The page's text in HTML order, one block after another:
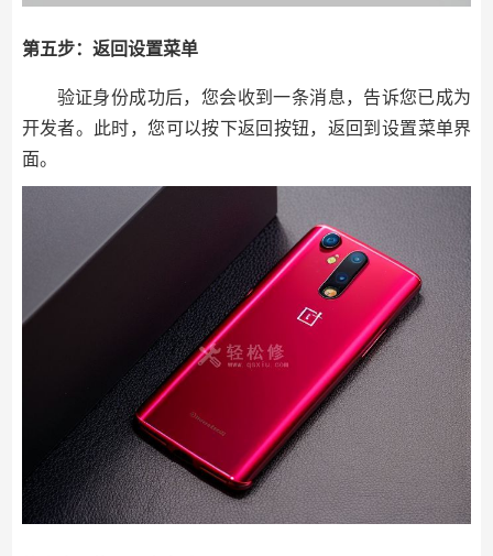
第五步：返回设置菜单
验证身份成功后，您会收到一条消息，告诉您已成为
开发者。此时，您可以按下返回按钮，返回到设置菜单界
面。